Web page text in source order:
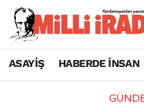
ASAYİŞ HABERDE İNSAN